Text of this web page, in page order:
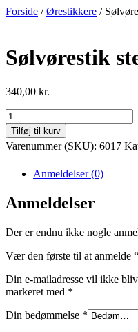
Videre
Forside /Ørestikkere /
Sølvørestik
340,00 kr.
Sølvørestik
sten
fattes
antal
Tilføj til kurv
Varenummer (SKU): 6017
Anmeldelser (0)
Anmeldelser
Der er endnu ikke nogle
Vær den første til at anmelde
Din e-mailadresse vil ikke
markeret med *
Din bedømmelse *